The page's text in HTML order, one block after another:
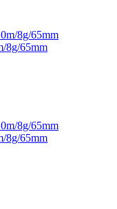
8g/65mm
8g/65mm